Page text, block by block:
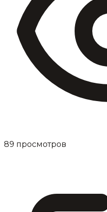
89 просмотров